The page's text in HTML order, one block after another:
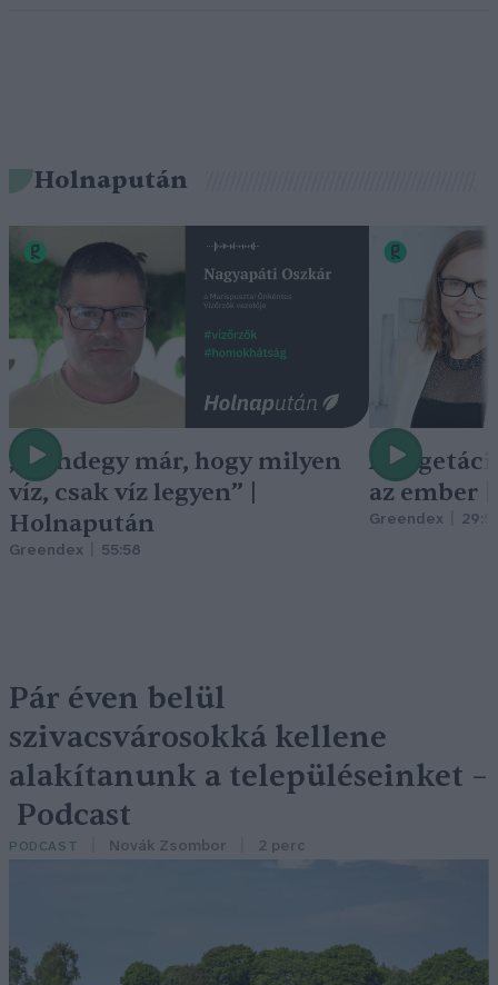
Holnapután
„Mindegy már, hogy milyen
víz, csak víz legyen” |
Holnapután
Greendex 55:58
A
az ember
Greendex
Pár éven belül
szivacsvárosokká kellene
alakítanunk a településeinket –
Podcast
PODCAST Novák Zsombor 2 perc